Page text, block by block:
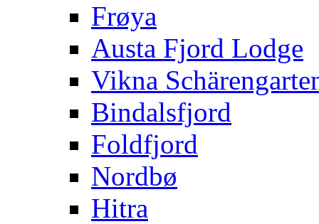
Frøya
Austa Fjord Lodge
Vikna
Bindalsfjord
Foldfjord
Nordbø
Hitra